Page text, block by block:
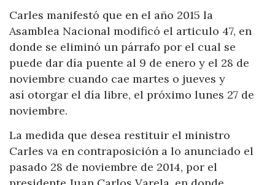
Carles manifestó que en el año 2015 la
Asamblea Nacional modificó el articulo 47, en
donde se eliminó un párrafo por el cual se
puede dar día puente al 9 de enero y el 28 de
noviembre cuando cae martes o jueves y
así otorgar el día libre, el próximo lunes 27 de
noviembre.
La medida que desea restituir el ministro
Carles va en contraposición a lo anunciado el
pasado 28 de noviembre de 2014, por el